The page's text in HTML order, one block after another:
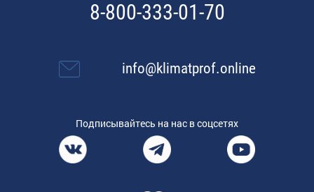
8-800-333-01-70
info@klimatprof.online
Подписывайтесь на нас в соцсетях